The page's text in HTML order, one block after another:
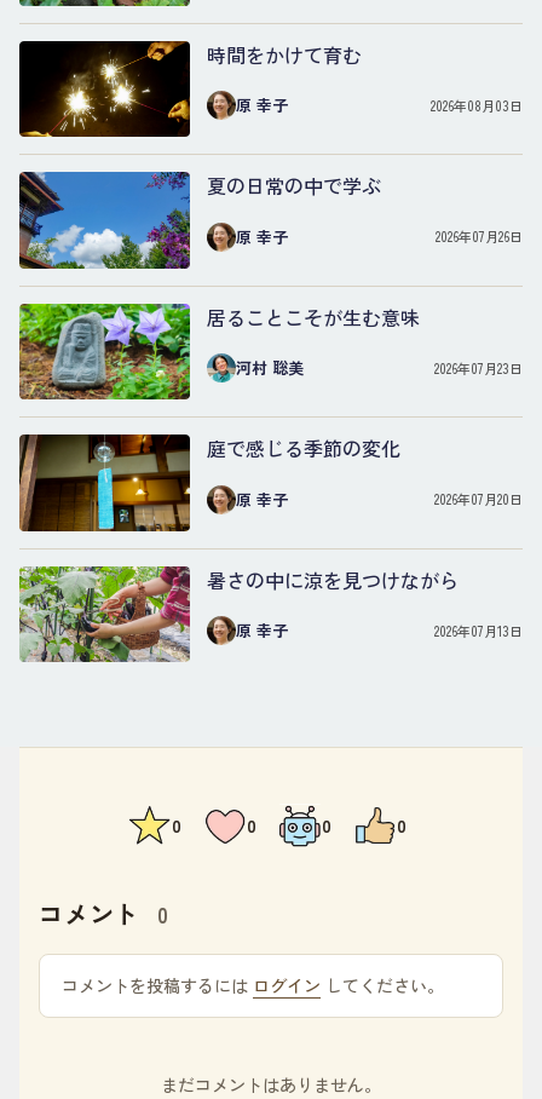
時間をかけて育む
原 幸子 2026年08月03日
夏の日常の中で学ぶ
原 幸子 2026年07月26日
居ることこそが生む意味
河村 聡美 2026年07月23日
庭で感じる季節の変化
原 幸子 2026年07月20日
暑さの中に涼を見つけながら
原 幸子 2026年07月13日
0 0 0 0
コメント 0
コメントを投稿するには ログイン してください。
まだコメントはありません。